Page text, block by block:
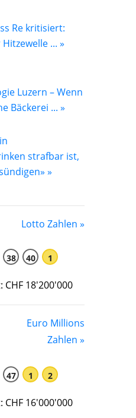
Re kritisiert:
... »
Luzern – Wenn
Bäckerei ... »
strafbar ist,
»
Lotto Zahlen »
38 40 1
CHF 18'200'000
Euro Millions
Zahlen »
47 1 2
CHF 16'000'000